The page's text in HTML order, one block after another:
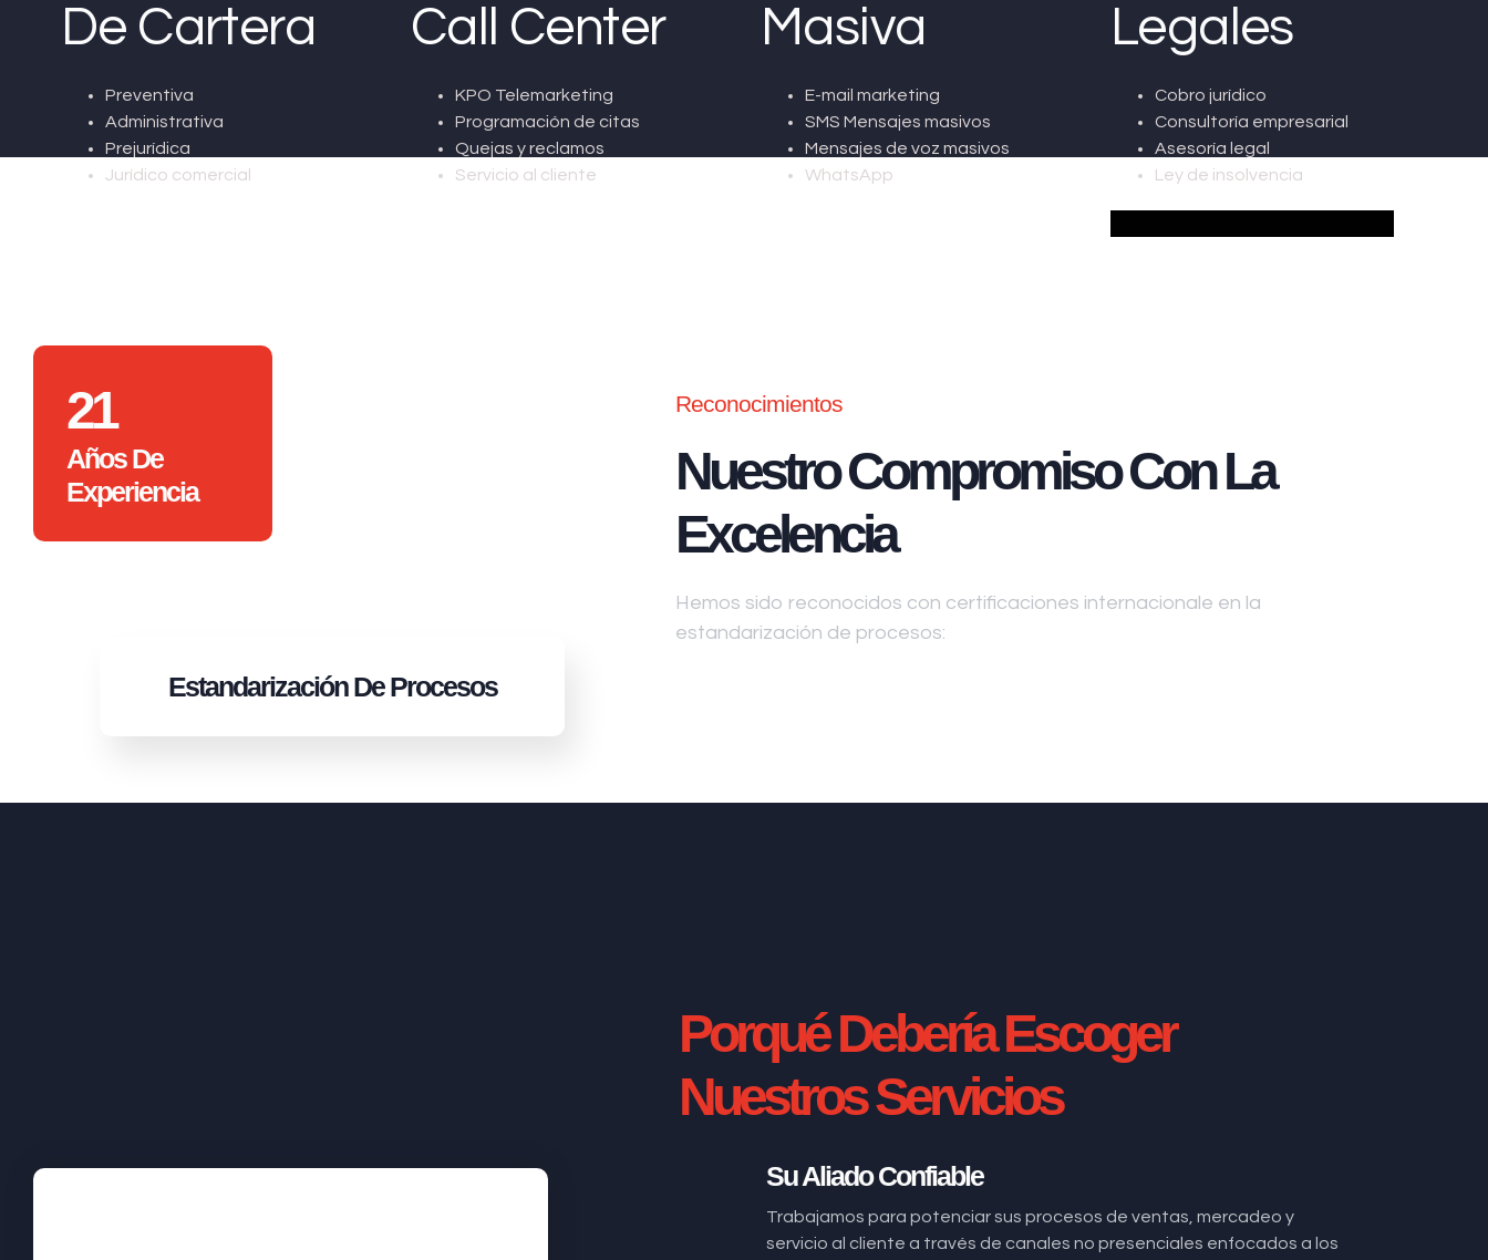
De Cartera
Preventiva
Administrativa
Prejurídica
Jurídico comercial
Call Center
KPO Telemarketing
Programación de citas
Quejas y reclamos
Servicio al cliente
Masiva
E-mail marketing
SMS Mensajes masivos
Mensajes de voz masivos
WhatsApp
Legales
Cobro jurídico
Consultoría empresarial
Asesoría legal
Ley de insolvencia
21
Años De
Experiencia
EstandarizaciónDe Procesos
Reconocimientos
Nuestro Compromiso Con La
Excelencia
Hemos sido reconocidos con certificaciones internacionale en la
estandarización de procesos:
Porqué Debería Escoger
Nuestros Servicios
Su Aliado Confiable
Trabajamos para potenciar sus procesos de ventas, mercadeo y
servicio al cliente a través de canales no presenciales enfocados a los